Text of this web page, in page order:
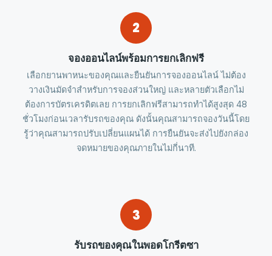
2
จองออนไลน์พร้อมการยกเลิกฟรี
เลือกยานพาหนะของคุณและยืนยันการจองออนไลน์ ไม่ต้อง
วางเงินมัดจำสำหรับการจองส่วนใหญ่ และหลายตัวเลือกไม่
ต้องการบัตรเครดิตเลย การยกเลิกฟรีสามารถทำได้สูงสุด 48
ชั่วโมงก่อนเวลารับรถของคุณ ดังนั้นคุณสามารถจองวันนี้โดย
รู้ว่าคุณสามารถปรับเปลี่ยนแผนได้ การยืนยันจะส่งไปยังกล่อง
จดหมายของคุณภายในไม่กี่นาที.
3
รับรถของคุณในพอดโกรีตซา